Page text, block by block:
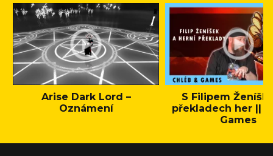
Arise Dark Lord –
Oznámení
S Filipem
překladech her ||
Games